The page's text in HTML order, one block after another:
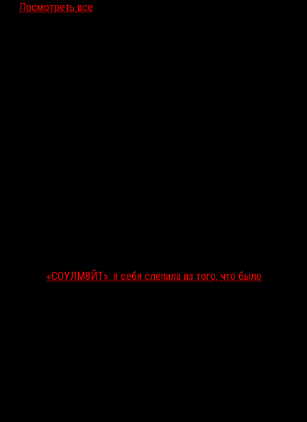
Посмотреть все
«СОУЛМ8ЙТ»: я себя слепила из того, что было